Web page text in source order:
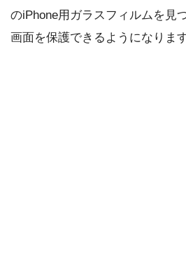
のiPhone用ガラスフィルムを見
画面を保護できるようになります